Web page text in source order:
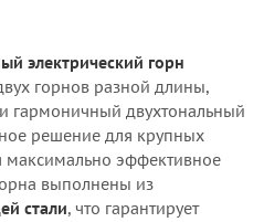
электрический горн
горнов разной длины,
двухтональный
решение для крупных
максимально эффективное
выполнены из
стали, что гарантирует